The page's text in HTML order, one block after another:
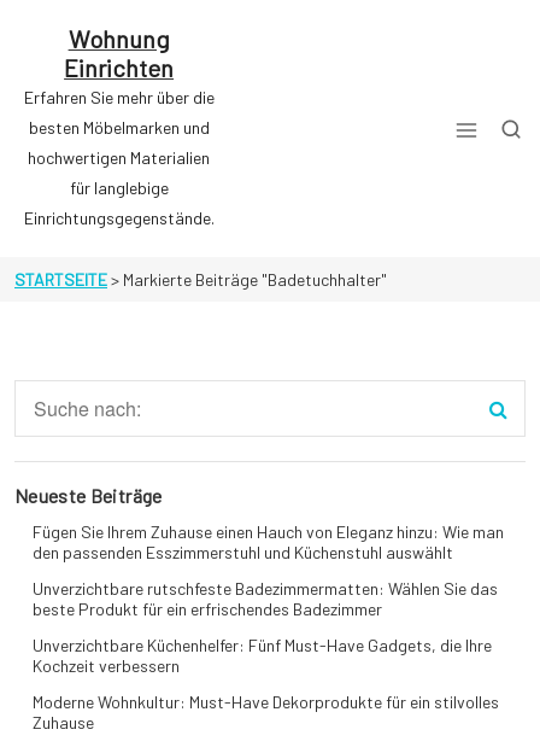
Wohnung
Einrichten
Erfahren Sie mehr über die
besten Möbelmarken und
hochwertigen Materialien
für langlebige
Einrichtungsgegenstände.
STARTSEITE> Markierte Beiträge "Badetuchhalter"
Neueste Beiträge
Fügen Sie Ihrem Zuhause einen Hauch von Eleganz hinzu: Wie man
den passenden Esszimmerstuhl und Küchenstuhl auswählt
Unverzichtbare rutschfeste Badezimmermatten: Wählen Sie das
beste Produkt für ein erfrischendes Badezimmer
Unverzichtbare Küchenhelfer: Fünf Must-Have Gadgets, die Ihre
Kochzeit verbessern
Moderne Wohnkultur: Must-Have Dekorprodukte für ein stilvolles
Zuhause